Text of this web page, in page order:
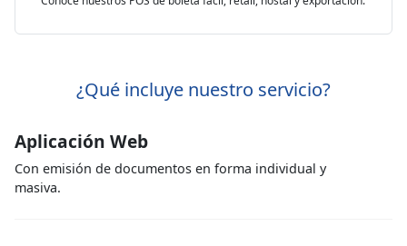
¿Qué incluye nuestro servicio?
Aplicación Web
Con emisión de documentos en forma individual y
masiva.